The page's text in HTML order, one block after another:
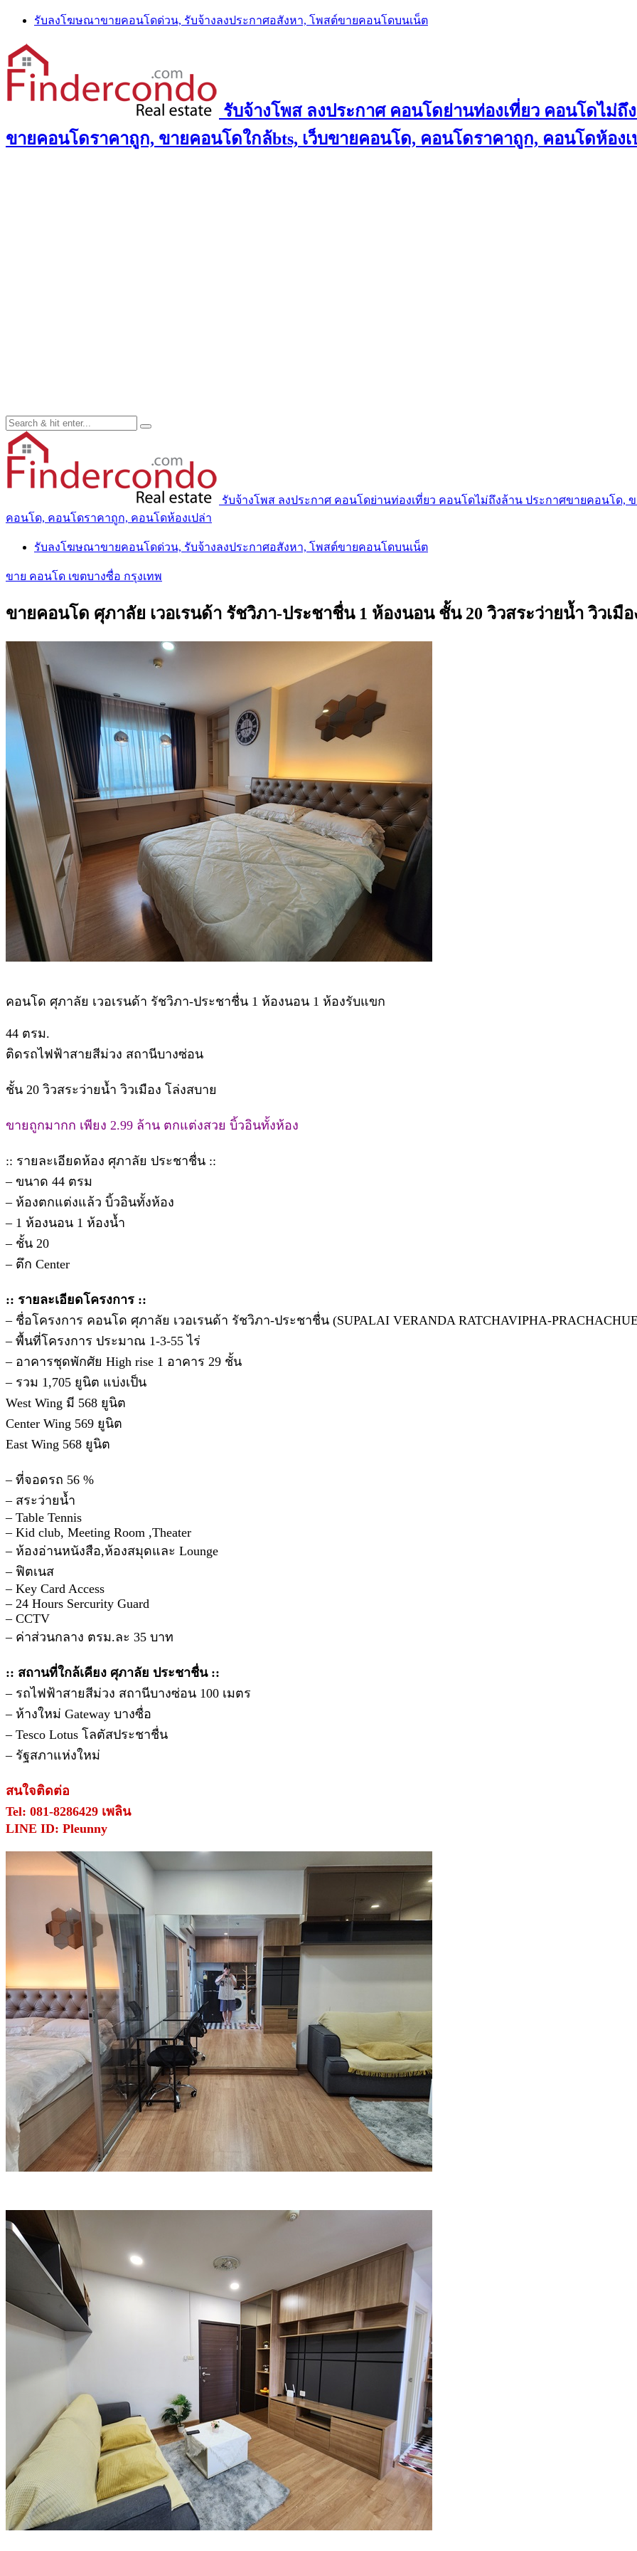
Skip
content
รับลงโฆษณาขายคอนโดด่วน, รับจ้างลงประกาศอสังหา, โพสต์ขายคอนโดบนเน็ต
รับจ้างโพส ลงประกาศ คอนโดย่านท่องเที่ยว คอนโดไม่
ขายคอนโดราคาถูก, ขายคอนโดใกล้bts, เว็บขายคอนโด, คอนโดราคาถูก, คอนโดห้องเ
รับจ้างโพส ลงประกาศ คอนโดย่านท่องเที่ยว คอนโดไม่ถึงล้าน ประกาศขายคอนโด,
คอนโด, คอนโดราคาถูก, คอนโดห้องเปล่า
รับลงโฆษณาขายคอนโดด่วน, รับจ้างลงประกาศอสังหา, โพสต์ขายคอนโดบนเน็ต
ขาย คอนโด เขตบางซื่อ กรุงเทพ
ขายคอนโด ศุภาลัย เวอเรนด้า รัชวิภา-ประชาชื่น 1 ห้องนอน ชั้น 20 วิวสระว่ายน้ำ วิวเมือ
คอนโด ศุภาลัย เวอเรนด้า รัชวิภา-ประชาชื่น 1 ห้องนอน 1 ห้องรับแขก
44 ตรม.
ติดรถไฟฟ้าสายสีม่วง สถานีบางซ่อน
ชั้น 20 วิวสระว่ายน้ำ วิวเมือง โล่งสบาย
ขายถูกมากก เพียง 2.99 ล้าน ตกแต่งสวย บิ้วอินทั้งห้อง
:: รายละเอียดห้อง ศุภาลัย ประชาชื่น ::
– ขนาด 44 ตรม
– ห้องตกแต่งแล้ว บิ้วอินทั้งห้อง
– 1 ห้องนอน 1 ห้องน้ำ
– ชั้น 20
– ตึก Center
:: รายละเอียดโครงการ ::
– ชื่อโครงการ คอนโด ศุภาลัย เวอเรนด้า รัชวิภา-ประชาชื่น (SUPALAI VERANDA RATCHAVIPHA-
– พื้นที่โครงการ ประมาณ 1-3-55 ไร่
– อาคารชุดพักศัย High rise 1 อาคาร 29 ชั้น
– รวม 1,705 ยูนิต แบ่งเป็น
West Wing มี 568 ยูนิต
Center Wing 569 ยูนิต
East Wing 568 ยูนิต
– ที่จอดรถ 56 %
– สระว่ายน้ำ
– Table Tennis
– Kid club, Meeting Room ,Theater
– ห้องอ่านหนังสือ,ห้องสมุดและ Lounge
– ฟิตเนส
– Key Card Access
– 24 Hours Sercurity Guard
– CCTV
– ค่าส่วนกลาง ตรม.ละ 35 บาท
:: สถานที่ใกล้เคียง ศุภาลัย ประชาชื่น ::
– รถไฟฟ้าสายสีม่วง สถานีบางซ่อน 100 เมตร
– ห้างใหม่ Gateway บางซื่อ
– Tesco Lotus โลตัสประชาชื่น
– รัฐสภาแห่งใหม่
สนใจติดต่อ
Tel: 081-8286429 เพลิน
LINE ID: Pleunny